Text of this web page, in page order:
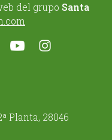
del grupo Santa
Planta, 28046